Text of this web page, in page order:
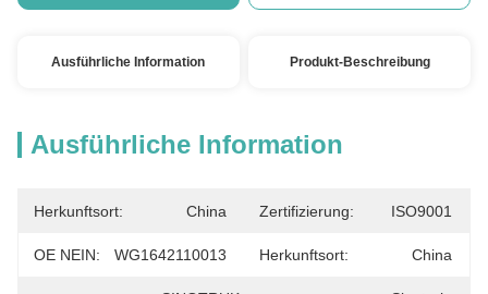
Ausführliche Information Produkt-Beschreibung
Ausführliche Information
Herkunftsort: China Zertifizierung: ISO9001
OE NEIN: WG1642110013 Herkunftsort: China